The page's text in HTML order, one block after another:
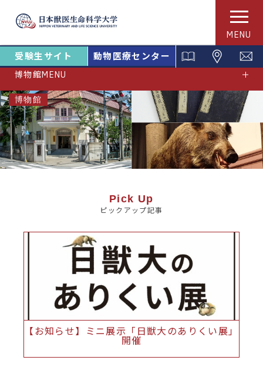
MENU
受験生サイト 動物医療センター
博物館MENU
博物館
Pick Up
ピックアップ記事
【お知らせ】ミニ展示「日獣大のありくい展」
開催